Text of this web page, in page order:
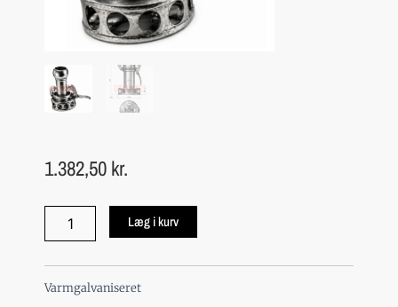
1.382,50kr.
Bauer
/
sugesi
Læg i kurv
Varmgalvaniseret